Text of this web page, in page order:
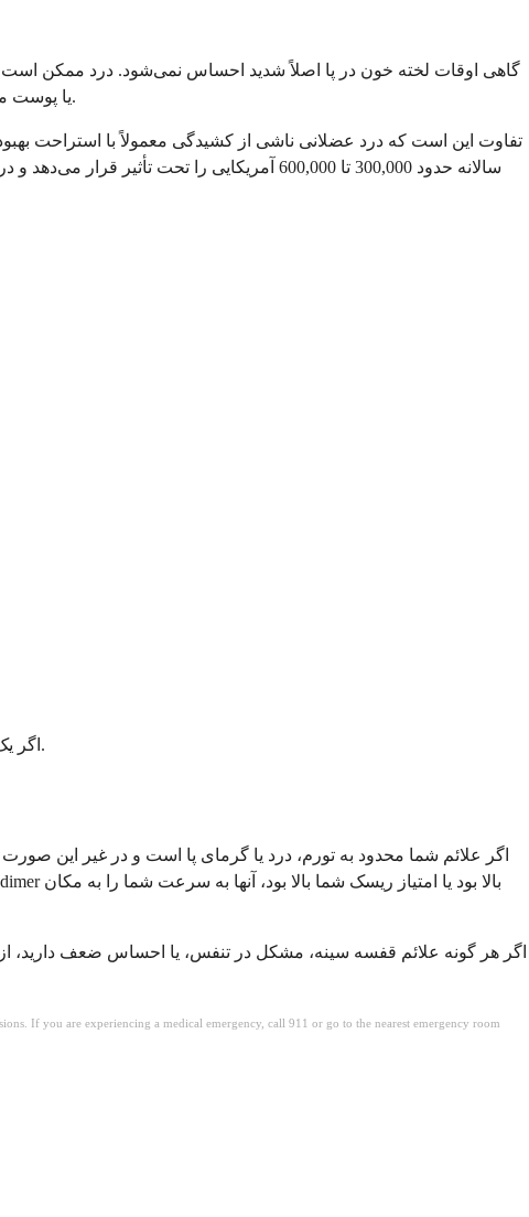
گاهی اوقات لخته خون در پا اصلاً شدید احساس نمی‌شود. درد ممکن است
یا پوست ممکن است کمی گرمتر از حد معمول احساس شود. این علائم را می‌توان به راحتی به عنوان کشیدگی عضله یا آسیب جزئی نادیده گرفت.
تفاوت این است که درد عضلانی ناشی از کشیدگی معمولاً با استراحت
اگر یک یا چند مورد از این عوامل خطر را دارید و دچار درد یا تورم پا شده‌اید که توضیح واضحی ندارد، بهتر است زودتر مورد ارزیابی قرار بگیرید.
اگر علائم شما محدود به تورم، درد یا گرمای پا است و در غیر این
اگر هر گونه علائم قفسه سینه، مشکل در تنفس، یا احساس ضعف دارید،
If you are experiencing a medical emergency, call 911 or go to the nearest emergency room